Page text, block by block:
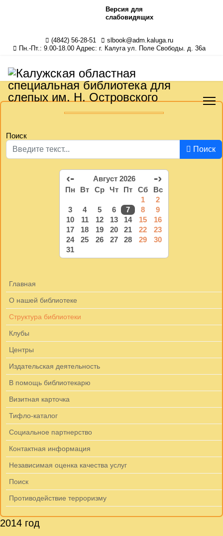
Версия для
слабовидящих
(4842) 56-28-51
slbook@adm.kaluga.ru
Пн.-Пт.: 9.00-18.00 Адрес: г. Калуга ул. Поле Свободы. д. 36а
Поиск
Поиск
‹- Август 2026 -›
Пн Вт Ср Чт Пт Сб
Вс
1
2
3
4 5 6 7 8
9
10
11 12 13 14 15
16
17
18 19 20 21 22
23
24
25 26 27 28 29
30
31
Главная
О нашей библиотеке
Структура библиотеки
Клубы
Центры
Издательская деятельность
В помощь библиотекарю
Визитная карточка
Тифло-каталог
Социальное партнерство
Контактная информация
Независимая оценка качества услуг
Поиск
Противодействие терроризму
2014 год